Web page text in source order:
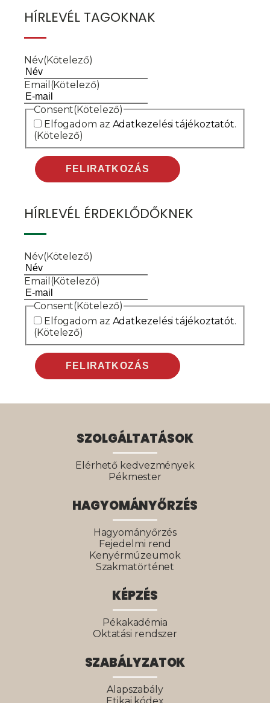
HÍRLEVÉL TAGOKNAK
Név(Kötelező)
Email (Kötelező)
Consent(Kötelező)
Elfogadom az Adatkezelési tájékoztatót.
(Kötelező)
HÍRLEVÉL ÉRDEKLŐDŐKNEK
Név(Kötelező)
Email (Kötelező)
Consent(Kötelező)
Elfogadom az Adatkezelési tájékoztatót.
(Kötelező)
SZOLGÁLTATÁSOK
Elérhető kedvezmények
Pékmester
HAGYOMÁNYŐRZÉS
Hagyományőrzés
Fejedelmi rend
Kenyérmúzeumok
Szakmatörténet
KÉPZÉS
Pékakadémia
Oktatási rendszer
SZABÁLYZATOK
Alapszabály